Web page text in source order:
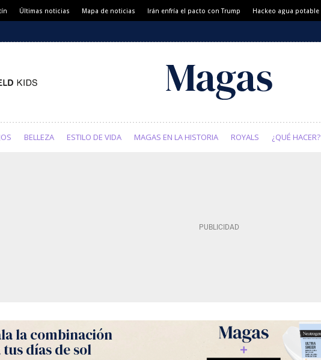
Últimas noticias Mapa de noticias Irán enfría el pacto con Trump Hackeo agua potable
BELLEZA ESTILO DE VIDA MAGAS EN LA HISTORIA ROYALS ¿QUÉ HACER?
la combinación
días de sol